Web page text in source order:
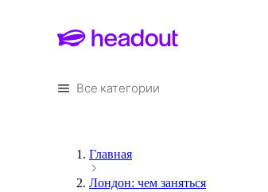
Все категории
Главная
Лондон: чем заняться